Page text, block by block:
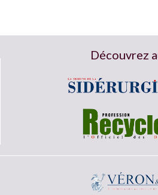
Découvrez